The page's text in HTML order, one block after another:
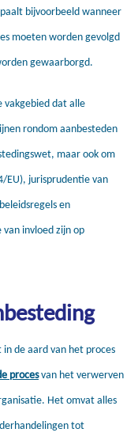
bijvoorbeeld wanneer
moeten worden gevolgd
gewaarborgd.
vakgebied dat alle
rondom aanbesteden
maar ook om
EU), jurisprudentie van
en
invloed zijn op
de aard van het proces
procesvan het verwerven
Het omvat alles
tot